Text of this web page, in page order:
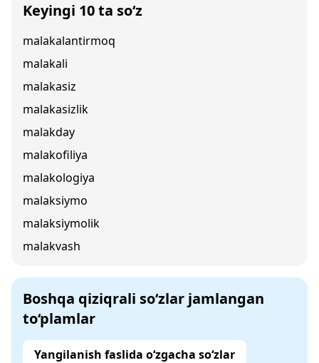
Keyingi 10 ta so‘z
malakalantirmoq
malakali
malakasiz
malakasizlik
malakday
malakofiliya
malakologiya
malaksiymo
malaksiymolik
malakvash
Boshqa qiziqrali so‘zlar jamlangan
to‘plamlar
Yangilanish faslida o‘zgacha so‘zlar